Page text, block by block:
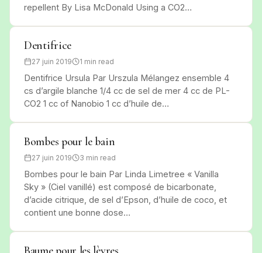
repellent By Lisa McDonald Using a CO2…
Dentifrice
27 juin 2019 1 min read
Dentifrice Ursula Par Urszula Mélangez ensemble 4
cs d’argile blanche 1/4 cc de sel de mer 4 cc de PL-
CO2 1 cc of Nanobio 1 cc d’huile de…
Bombes pour le bain
27 juin 2019 3 min read
Bombes pour le bain Par Linda Limetree « Vanilla
Sky » (Ciel vanillé) est composé de bicarbonate,
d’acide citrique, de sel d’Epson, d’huile de coco, et
contient une bonne dose…